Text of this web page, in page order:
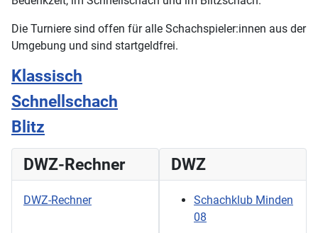
Die Turniere sind offen für alle Schachspieler:innen aus der
Umgebung und sind startgeldfrei.
Klassisch
Schnellschach
Blitz
DWZ-Rechner
DWZ-Rechner
DWZ
Schachklub Minden
08